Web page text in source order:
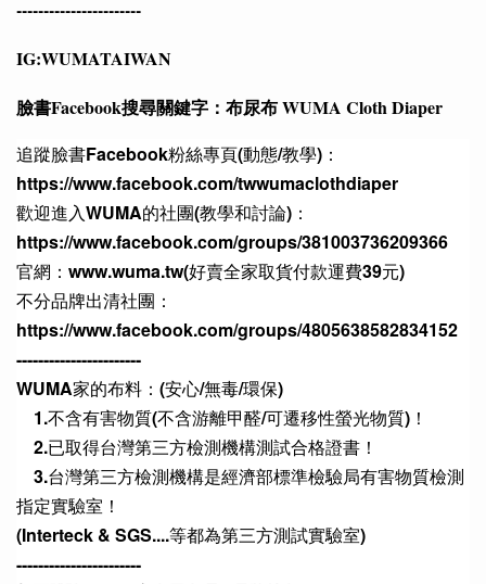
-----------------------
IG:WUMATAIWAN
臉書Facebook搜尋關鍵字：布尿布 WUMA Cloth Diaper
追蹤臉書Facebook粉絲專頁(動態/教學)：
https://www.facebook.com/twwumaclothdiaper
歡迎進入WUMA的社團(教學和討論)：
https://www.facebook.com/groups/381003736209366
官網：www.wuma.tw(好賣全家取貨付款運費39元)
不分品牌出清社團：
https://www.facebook.com/groups/4805638582834152
-----------------------
WUMA家的布料：(安心/無毒/環保)
1.不含有害物質(不含游離甲醛/可遷移性螢光物質)！
2.已取得台灣第三方檢測機構測試合格證書！
3.台灣第三方檢測機構是經濟部標準檢驗局有害物質檢測
指定實驗室！
(Interteck & SGS....等都為第三方測試實驗室)
-----------------------